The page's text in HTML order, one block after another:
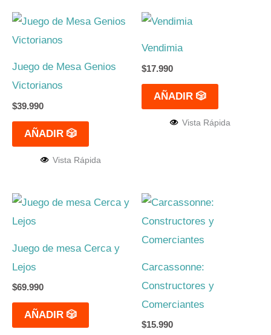
Juego de Mesa Genios
Victorianos
$39.990
AÑADIR 🎲
Vista Rápida
Vendimia
$17.990
AÑADIR 🎲
Vista Rápida
Juego de mesa Cerca y
Lejos
$69.990
AÑADIR 🎲
Carcassonne:
Constructores y
Comerciantes
$15.990